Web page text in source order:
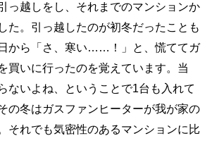
っ越しをし、それまでのマンションか
た。引っ越したのが初冬だったことも
から「さ、寒い……！」と、慌ててガ
買いに行ったのを覚えています。当
ないよね、ということで1台も入れて
の冬はガスファンヒーターが我が家の
それでも気密性のあるマンションに比